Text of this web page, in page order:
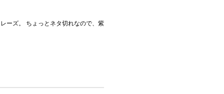
ーズ。 ちょっとネタ切れなので、紫